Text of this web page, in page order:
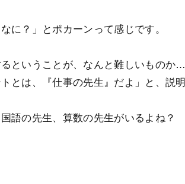
に？」とポカーンって感じです。
ということが、なんと難しいものか
とは、『仕事の先生』だよ」と、説
語の先生、算数の先生がいるよね？